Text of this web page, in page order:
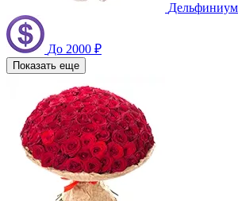
Дельфиниум
До 2000 ₽
Показать еще